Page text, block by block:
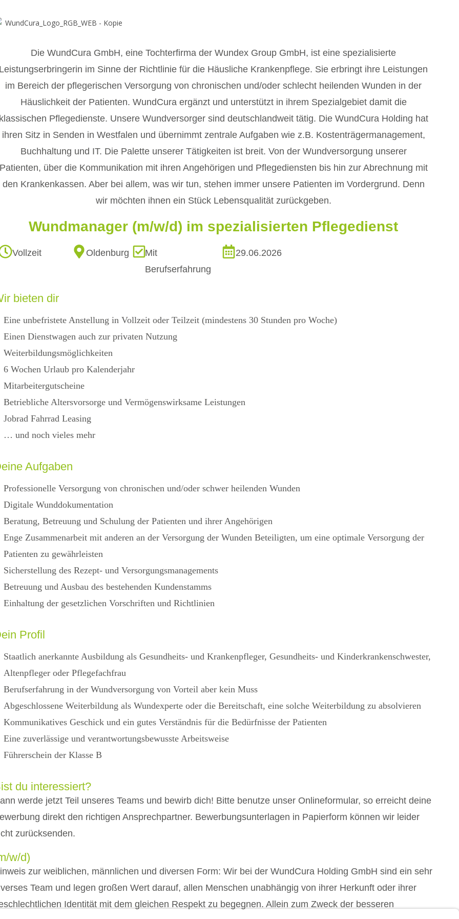
Die WundCura GmbH, eine Tochterfirma der Wundex Group GmbH, ist eine spezialisierte
im Sinne der Richtlinie für die Häusliche Krankenpflege. Sie erbringt ihre Leistungen
im Bereich der pflegerischen Versorgung von chronischen und/oder schlecht heilenden Wunden in der
Häuslichkeit der Patienten. WundCura ergänzt und unterstützt in ihrem Spezialgebiet damit die
Pflegedienste. Unsere Wundversorger sind deutschlandweit tätig. Die WundCura Holding hat
ihren Sitz in Senden in Westfalen und übernimmt zentrale Aufgaben wie z.B. Kostenträgermanagement,
Buchhaltung und IT. Die Palette unserer Tätigkeiten ist breit. Von der Wundversorgung unserer
über die Kommunikation mit ihren Angehörigen und Pflegediensten bis hin zur Abrechnung mit
den Krankenkassen. Aber bei allem, was wir tun, stehen immer unsere Patienten im Vordergrund. Denn
wir möchten ihnen ein Stück Lebensqualität zurückgeben.
Wundmanager (m/w/d) im spezialisierten Pflegedienst
Vollzeit Oldenburg
Mit
Berufserfahrung
29.06.2026
bieten dir
Eine unbefristete Anstellung in Vollzeit oder Teilzeit (mindestens 30 Stunden pro Woche)
Einen Dienstwagen auch zur privaten Nutzung
Weiterbildungsmöglichkeiten
6 Wochen Urlaub pro Kalenderjahr
Mitarbeitergutscheine
Betriebliche Altersvorsorge und Vermögenswirksame Leistungen
Jobrad Fahrrad Leasing
… und noch vieles mehr
Aufgaben
Professionelle Versorgung von chronischen und/oder schwer heilenden Wunden
Digitale Wunddokumentation
Beratung, Betreuung und Schulung der Patienten und ihrer Angehörigen
Enge Zusammenarbeit mit anderen an der Versorgung der Wunden Beteiligten, um eine optimale Versorgung der
Patienten zu gewährleisten
Sicherstellung des Rezept- und Versorgungsmanagements
Betreuung und Ausbau des bestehenden Kundenstamms
Einhaltung der gesetzlichen Vorschriften und Richtlinien
Profil
Staatlich anerkannte Ausbildung als Gesundheits- und Krankenpfleger, Gesundheits- und Kinderkrankenschwester,
Altenpfleger oder Pflegefachfrau
Berufserfahrung in der Wundversorgung von Vorteil aber kein Muss
Abgeschlossene Weiterbildung als Wundexperte oder die Bereitschaft, eine solche Weiterbildung zu absolvieren
Kommunikatives Geschick und ein gutes Verständnis für die Bedürfnisse der Patienten
Eine zuverlässige und verantwortungsbewusste Arbeitsweise
Führerschein der Klasse B
du interessiert?
werde jetzt Teil unseres Teams und bewirb dich! Bitte benutze unser Onlineformular, so erreicht deine
direkt den richtigen Ansprechpartner. Bewerbungsunterlagen in Papierform können wir leider
zurücksenden.
w/d)
zur weiblichen, männlichen und diversen Form: Wir bei der WundCura Holding GmbH sind ein sehr
Team und legen großen Wert darauf, allen Menschen unabhängig von ihrer Herkunft oder ihrer
Identität mit dem gleichen Respekt zu begegnen. Allein zum Zweck der besseren